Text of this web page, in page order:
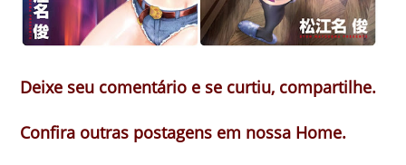
Deixe seu comentário e se curtiu, compartilhe.
Confira outras postagens em nossa Home.